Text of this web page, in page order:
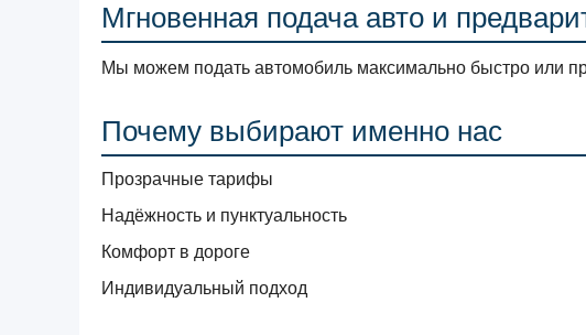
Мгновенная подача авто и
Мы можем подать автомобиль максимально быстро или
Почему выбирают именно нас
Прозрачные тарифы
Надёжность и пунктуальность
Комфорт в дороге
Индивидуальный подход